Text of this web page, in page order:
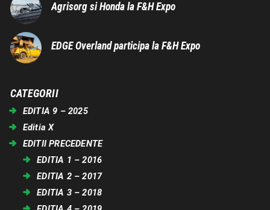
Agrisorg si Honda la F&H Expo
EDGE Overland participa la F&H Expo
CATEGORII
EDITIA 9 – 2025
Editia X
EDITII PRECEDENTE
EDITIA 1 – 2016
EDITIA 2 – 2017
EDITIA 3 – 2018